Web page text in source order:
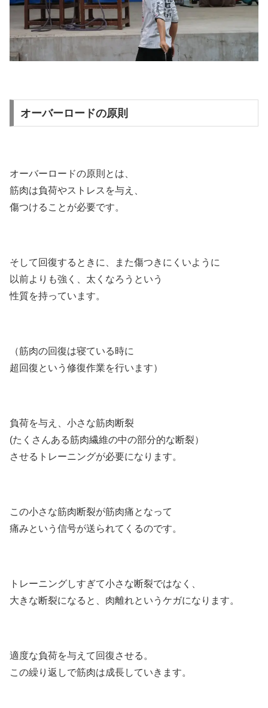
オーバーロードの原則
オーバーロードの原則とは、
筋肉は負荷やストレスを与え、
傷つけることが必要です。
そして回復するときに、また傷つきにくいように
以前よりも強く、太くなろうという
性質を持っています。
（筋肉の回復は寝ている時に
超回復という修復作業を行います）
負荷を与え、小さな筋肉断裂
(たくさんある筋肉繊維の中の部分的な断裂）
させるトレーニングが必要になります。
この小さな筋肉断裂が筋肉痛となって
痛みという信号が送られてくるのです。
トレーニングしすぎて小さな断裂ではなく、
大きな断裂になると、肉離れというケガになります。
適度な負荷を与えて回復させる。
この繰り返しで筋肉は成長していきます。